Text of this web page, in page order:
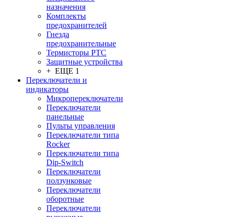
назначения
Комплекты
предохранителей
Гнезда
предохранительные
Термисторы PTC
Защитные устройства
+ ЕЩЕ 1
Переключатели и
индикаторы
Микропереключатели
Переключатели
панельные
Пульты управления
Переключатели типа
Rocker
Переключатели типа
Dip-Switch
Переключатели
ползунковые
Переключатели
оборотные
Переключатели